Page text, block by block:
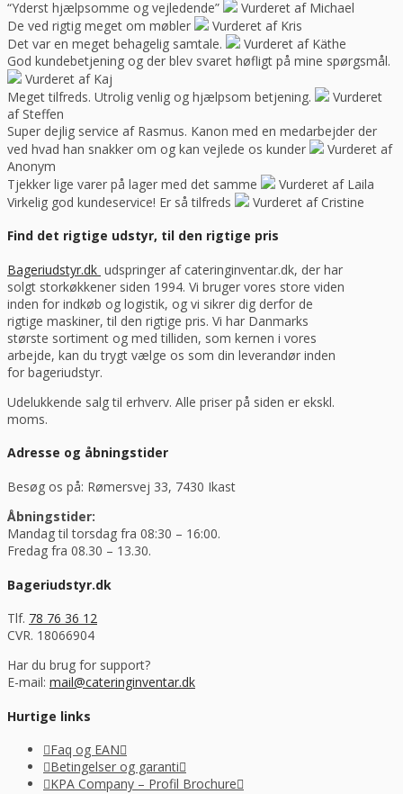
“Yderst hjælpsomme og vejledende”
Vurderet af Michael
De ved rigtig meget om møbler
Vurderet af Kris
Det var en meget behagelig samtale.
Vurderet af Käthe
God kundebetjening og der blev svaret høfligt på mine spørgsmål.
Vurderet af Kaj
Meget tilfreds. Utrolig venlig og hjælpsom betjening.
Vurderet
af Steffen
Super dejlig service af Rasmus. Kanon med en medarbejder der
ved hvad han snakker om og kan vejlede os kunder
Vurderet af
Anonym
Tjekker lige varer på lager med det samme
Vurderet af Laila
Virkelig god kundeservice! Er så tilfreds
Vurderet af Cristine
Find det rigtige udstyr, til den rigtige pris
Bageriudstyr.dk udspringer af cateringinventar.dk, der har
solgt storkøkkener siden 1994. Vi bruger vores store viden
inden for indkøb og logistik, og vi sikrer dig derfor de
rigtige maskiner, til den rigtige pris. Vi har Danmarks
største sortiment og med tilliden, som kernen i vores
arbejde, kan du trygt vælge os som din leverandør inden
for bageriudstyr.
Udelukkende salg til erhverv. Alle priser på siden er ekskl.
moms.
Adresse og åbningstider
Besøg os på: Rømersvej 33, 7430 Ikast
Åbningstider:
Mandag til torsdag fra 08:30 – 16:00.
Fredag fra 08.30 – 13.30.
Bageriudstyr.dk
Tlf. 78 76 36 12
CVR. 18066904
Har du brug for support?
E-mail: mail@cateringinventar.dk
Hurtige links
Faq og EAN
Betingelser og garanti
KPA Company – Profil Brochure